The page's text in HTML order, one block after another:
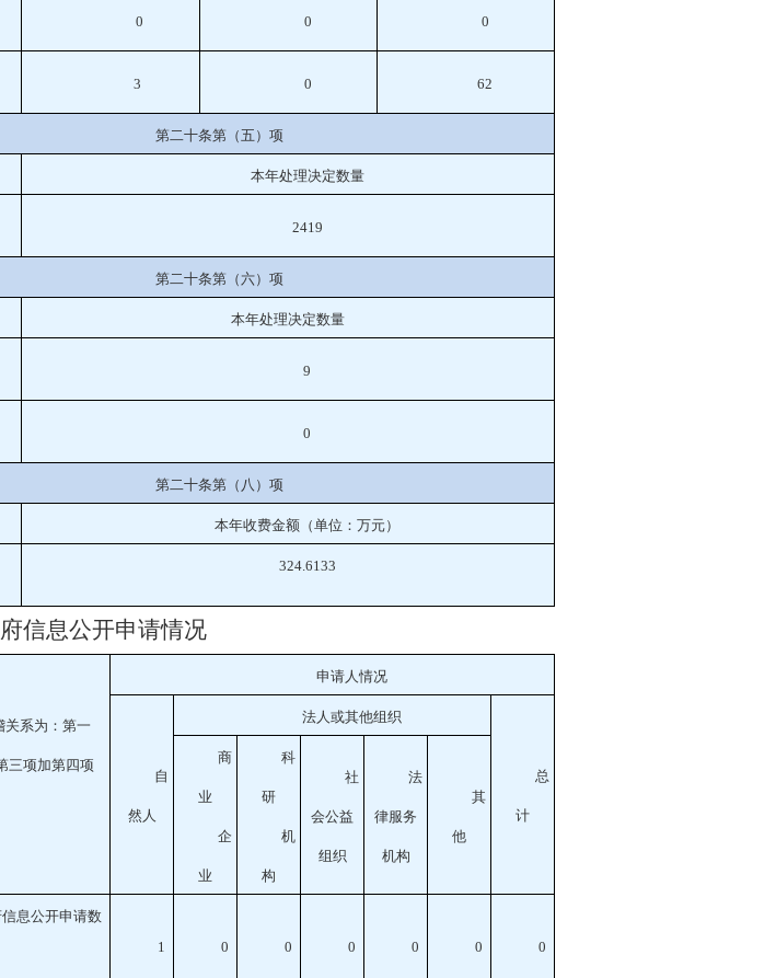
0 0 0
3 0 62
第二十条第（五）项
本年处理决定数量
2419
第二十条第（六）项
本年处理决定数量
9
0
第二十条第（八）项
本年收费金额（单位：万元）
324.6133
信息公开申请情况
关系为：第一
三项加第四项
申请人情况
自
然人
法人或其他组织
总
计
商
业
企
业
科
研
机
构
社
会公益
组织
法
律服务
机构
其
他
息公开申请数
1 0 0 0 0 0 0